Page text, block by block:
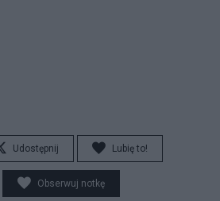
Udostępnij Lubię to!
Obserwuj notkę